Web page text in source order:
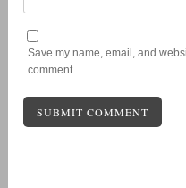
Save my name, email, and
comment